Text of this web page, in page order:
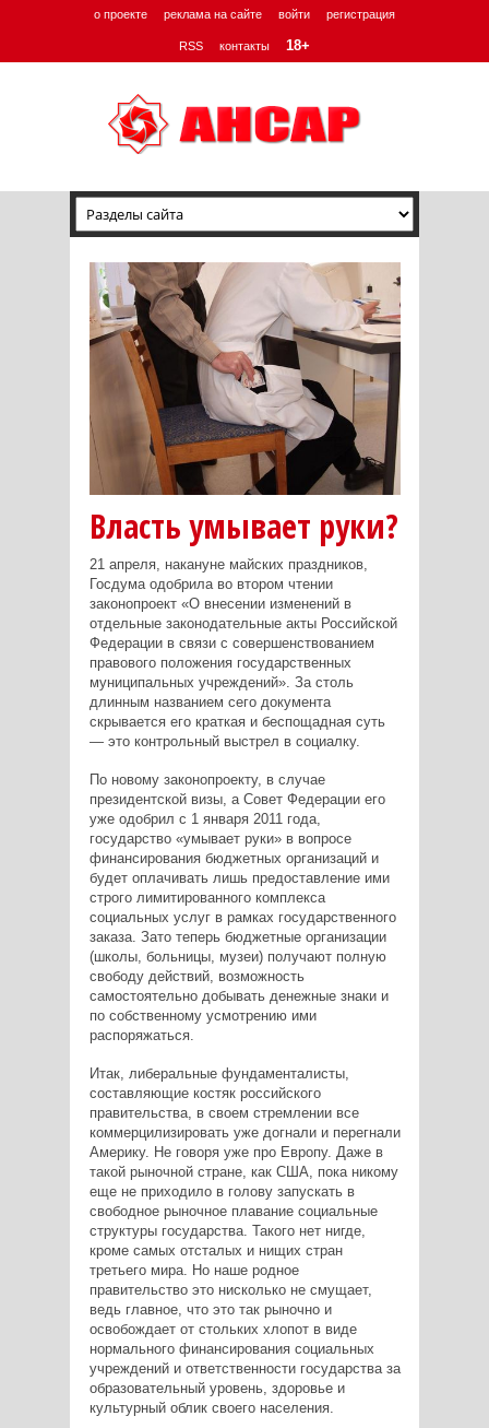
о проекте реклама на сайте войти регистрация
RSS контакты 18+
Власть умывает руки?
21 апреля, накануне майских праздников,
Госдума одобрила во втором чтении
законопроект «О внесении изменений в
отдельные законодательные акты Российской
Федерации в связи с совершенствованием
правового положения государственных
муниципальных учреждений». За столь
длинным названием сего документа
скрывается его краткая и беспощадная суть
— это контрольный выстрел в социалку.
По новому законопроекту, в случае
президентской визы, а Совет Федерации его
уже одобрил с 1 января 2011 года,
государство «умывает руки» в вопросе
финансирования бюджетных организаций и
будет оплачивать лишь предоставление ими
строго лимитированного комплекса
социальных услуг в рамках государственного
заказа. Зато теперь бюджетные организации
(школы, больницы, музеи) получают полную
свободу действий, возможность
самостоятельно добывать денежные знаки и
по собственному усмотрению ими
распоряжаться.
Итак, либеральные фундаменталисты,
составляющие костяк российского
правительства, в своем стремлении все
коммерцилизировать уже догнали и перегнали
Америку. Не говоря уже про Европу. Даже в
такой рыночной стране, как США, пока никому
еще не приходило в голову запускать в
свободное рыночное плавание социальные
структуры государства. Такого нет нигде,
кроме самых отсталых и нищих стран
третьего мира. Но наше родное
правительство это нисколько не смущает,
ведь главное, что это так рыночно и
освобождает от стольких хлопот в виде
нормального финансирования социальных
учреждений и ответственности государства за
образовательный уровень, здоровье и
культурный облик своего населения.